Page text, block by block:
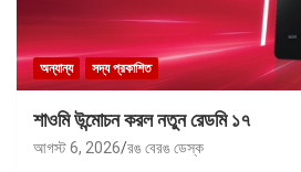
অন্যান্য সদ্য প্রকাশিত
শাওমি উন্মোচন করল নতুন রেডমি ১৭
আগস্ট 6, 2026 রঙ বেরঙ ডেস্ক